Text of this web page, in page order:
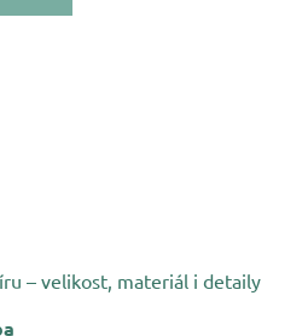
– velikost, materiál i detaily